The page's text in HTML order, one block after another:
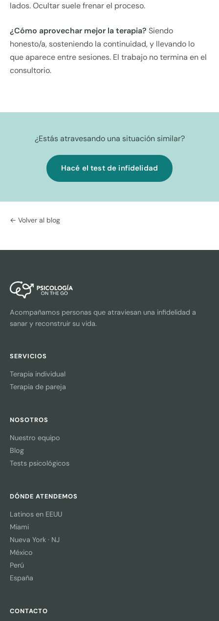
lados. Ocultar suele frenar el proceso.
¿Cómo aprovechar mejor la terapia? Siendo
honesto/a, sosteniendo la continuidad, y llevando lo
que aparece entre sesiones. El trabajo no termina en el
consultorio.
¿Estás atravesando una situación similar?
Hacé el test de infidelidad
← Volver al blog
Acompañamos personas que atraviesan una infidelidad a
sanar y reconstruir su vida.
SERVICIOS
Terapia individual
Terapia de pareja
NOSOTROS
Nuestro equipo
Blog
Tests psicológicos
DÓNDE ATENDEMOS
Latinos en EEUU
Miami
Nueva York · NJ
México
Perú
España
CONTACTO